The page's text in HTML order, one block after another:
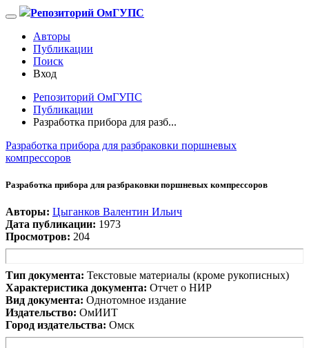
Репозиторий ОмГУПС
Авторы
Публикации
Поиск
Вход
Репозиторий ОмГУПС
Публикации
Разработка прибора для разб...
Разработка прибора для разбраковки поршневых
компрессоров
Разработка прибора для разбраковки поршневых компрессоров
Авторы: Цыганков Валентин Ильич
Дата публикации: 1973
Просмотров: 204
Тип документа: Текстовые материалы (кроме рукописных)
Характеристика документа: Отчет о НИР
Вид документа: Однотомное издание
Издательство: ОмИИТ
Город издательства: Омск